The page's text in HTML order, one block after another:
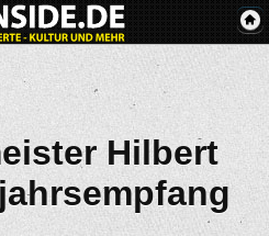
Hilbert